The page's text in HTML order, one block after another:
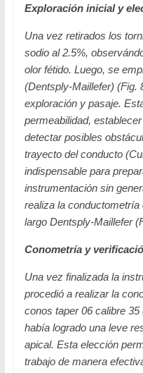
Exploración inicial y
Una vez retirados los
sodio al 2.5%,
olor fétido. Luego, se
(Dentsply-Maillefer) (Fig.
exploración y pasaje.
permeabilidad,
detectar posibles
trayecto del conducto
indispensable para
instrumentación sin
realiza la
largo Dentsply-Maillefer
Conometría y
Una vez finalizada la
procedió a realizar la
conos taper 06 calibre
había logrado una leve
apical. Esta elección
trabajo de manera